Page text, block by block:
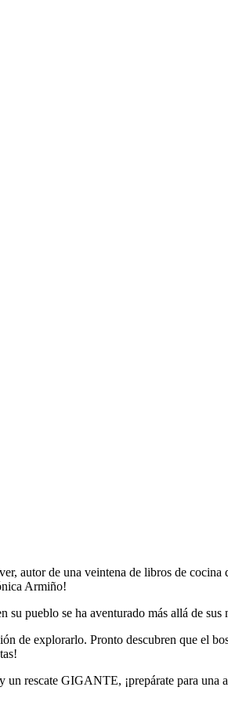
autor de una veintena de libros de cocina
Armiño!
pueblo se ha aventurado más allá de sus
de explorarlo. Pronto descubren que el
rescate GIGANTE, ¡prepárate para una